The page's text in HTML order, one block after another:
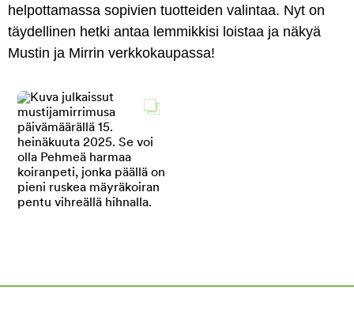
helpottamassa sopivien tuotteiden valintaa. Nyt on
täydellinen hetki antaa lemmikkisi loistaa ja näkyä
Mustin ja Mirrin verkkokaupassa!